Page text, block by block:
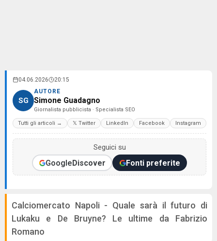
04.06.2026 20:15
SG
AUTORE
Simone Guadagno
Giornalista pubblicista · Specialista SEO
Tutti gli articoli → 𝕏 Twitter LinkedIn Facebook Instagram
Seguici su
GoogleDiscover Fonti preferite
Calciomercato Napoli - Quale sarà il futuro di
Lukaku e De Bruyne? Le ultime da Fabrizio
Romano